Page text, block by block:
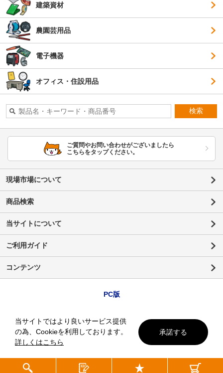
建築資材
農園芸用品
電子機器
オフィス・住設用品
検索
ご質問やお問い合わせがございましたら
こちらをタップください。
現場市場について
商品検索
当サイトについて
ご利用ガイド
コンテンツ
PC版
当サイトではより良いサービス提供
の為、Cookieを利用しております。
詳しくはこちら
承諾する